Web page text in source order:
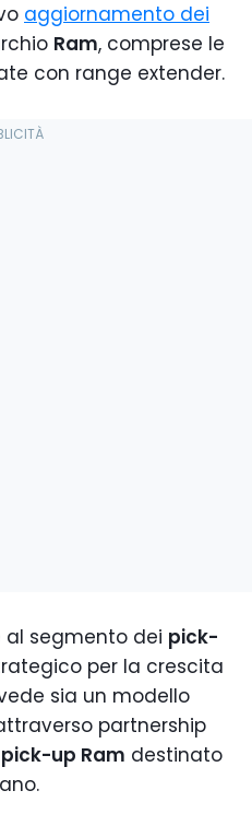
aggiornamento dei
Ram, comprese le
con range extender.
al segmento dei pick-
per la crescita
sia un modello
partnership
up Ram destinato